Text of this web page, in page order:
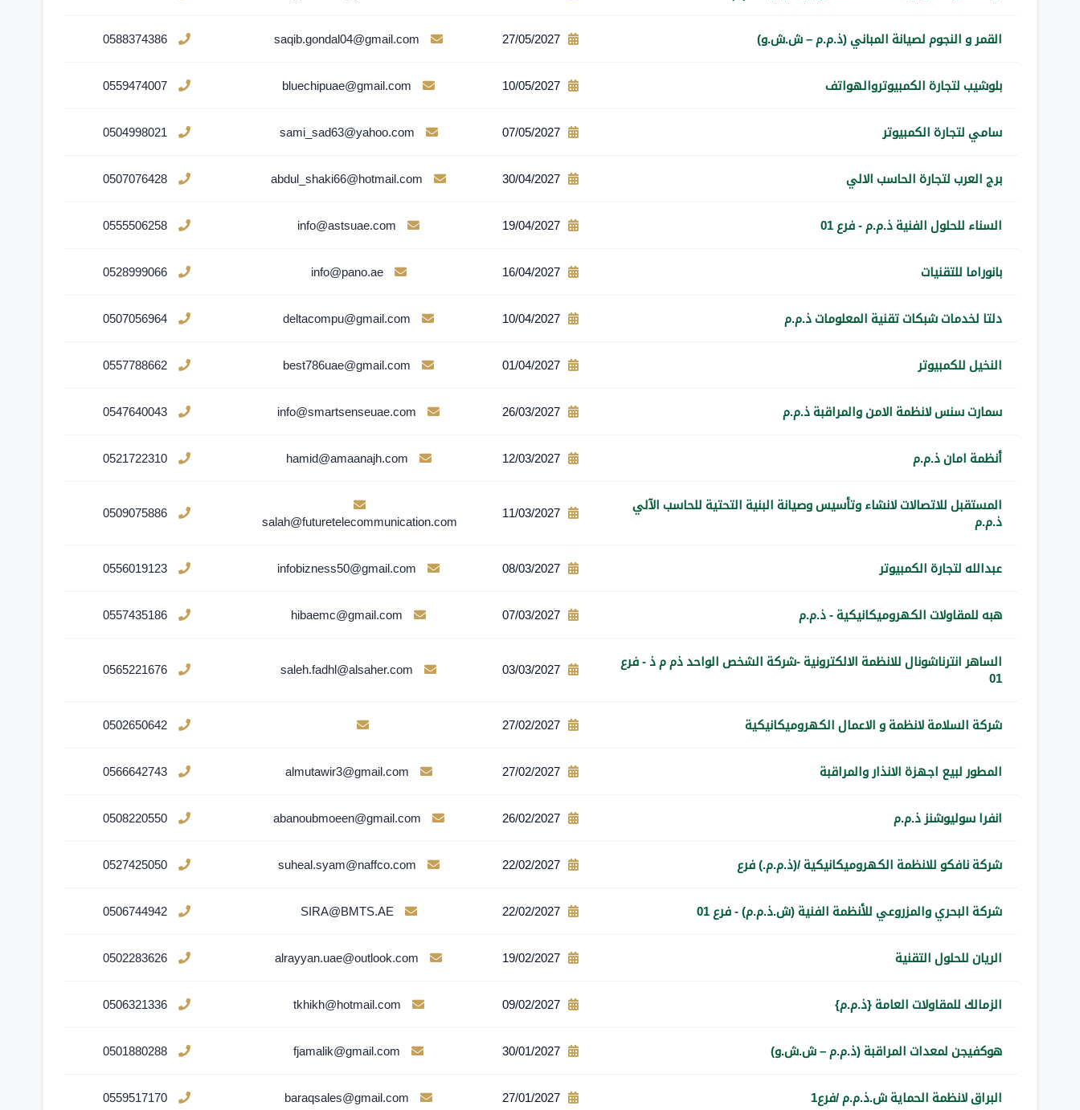
القمر و النجوم لصيانة المباني (ذ.م.م – ش.ش.و) 27/05/2027
saqib.gondal04@gmail.com
0588374386
بلوشيب لتجارة الكمبيوتروالهواتف 10/05/2027
bluechipuae@gmail.com
0559474007
سامي لتجارة الكمبيوتر 07/05/2027
sami_sad63@yahoo.com
0504998021
برج العرب لتجارة الحاسب الالي 30/04/2027
abdul_shaki66@hotmail.com
0507076428
السناء للحلول الفنية ذ.م.م - فرع 01 19/04/2027
info@astsuae.com
0555506258
بانوراما للتقنيات 16/04/2027
info@pano.ae
0528999066
دلتا لخدمات شبكات تقنية المعلومات ذ.م.م 10/04/2027
deltacompu@gmail.com
0507056964
النخيل للكمبيوتر 01/04/2027
best786uae@gmail.com
0557788662
سمارت سنس لانظمة الامن والمراقبة ذ.م.م 26/03/2027
info@smartsenseuae.com
0547640043
أنظمة امان ذ.م.م 12/03/2027
hamid@amaanajh.com
0521722310
المستقبل للاتصالات لانشاء وتأسيس وصيانة البنية التحتية للحاسب الآلي
ذ.م.م
11/03/2027
salah@futuretelecommunication.com
0509075886
عبدالله لتجارة الكمبيوتر 08/03/2027
infobizness50@gmail.com
0556019123
هبه للمقاولات الكهروميكانيكية - ذ.م.م 07/03/2027
hibaemc@gmail.com
0557435186
الساهر انترناشونال للانظمة الالكترونية -شركة الشخص الواحد ذم م ذ - فرع
01
03/03/2027
saleh.fadhl@alsaher.com
0565221676
شركة السلامة لانظمة و الاعمال الكهروميكانيكية 27/02/2027
0502650642
المطور لبيع اجهزة الانذار والمراقبة 27/02/2027
almutawir3@gmail.com
0566642743
انفرا سوليوشنز ذ.م.م 26/02/2027
abanoubmoeen@gmail.com
0508220550
شركة نافكو للانظمة الكهروميكانيكية /(ذ.م.م.) فرع 22/02/2027
suheal.syam@naffco.com
0527425050
شركة البحري والمزروعي للأنظمة الفنية (ش.ذ.م.م) - فرع 01 22/02/2027
SIRA@BMTS.AE
0506744942
الريان للحلول التقنية 19/02/2027
alrayyan.uae@outlook.com
0502283626
الزمالك للمقاولات العامة {ذ.م.م} 09/02/2027
tkhikh@hotmail.com
0506321336
هوكفيجن لمعدات المراقبة (ذ.م.م – ش.ش.و) 30/01/2027
fjamalik@gmail.com
0501880288
البراق لانظمة الحماية ش.ذ.م.م /فرع1 27/01/2027
baraqsales@gmail.com
0559517170